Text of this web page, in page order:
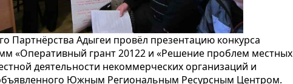
Партнёрства Адыгеи провёл презентацию конкурса
«Оперативный грант 20122 и «Решение проблем местных
деятельности некоммерческих организаций и
Южным Региональным Ресурсным Центром.